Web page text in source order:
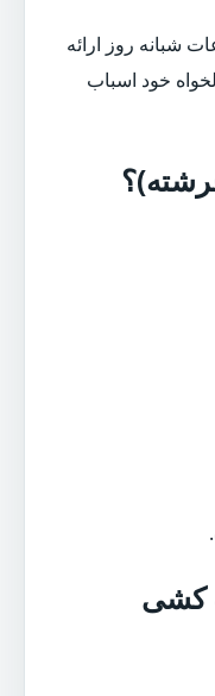
شبانه روز ارائه
خود اسباب
کشی